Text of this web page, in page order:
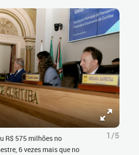
R$ 575 milhões no
6 vezes mais que no
1/5